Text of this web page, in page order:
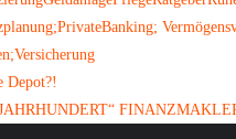
Versicherung
Depot?!